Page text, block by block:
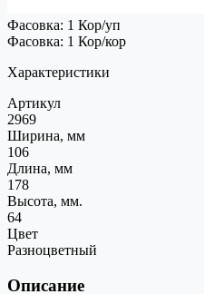
Фасовка: 1 Кор/уп
Фасовка: 1 Кор/кор
Характеристики
Артикул
2969
Ширина, мм
106
Длина, мм
178
Высота, мм.
64
Цвет
Разноцветный
Описание